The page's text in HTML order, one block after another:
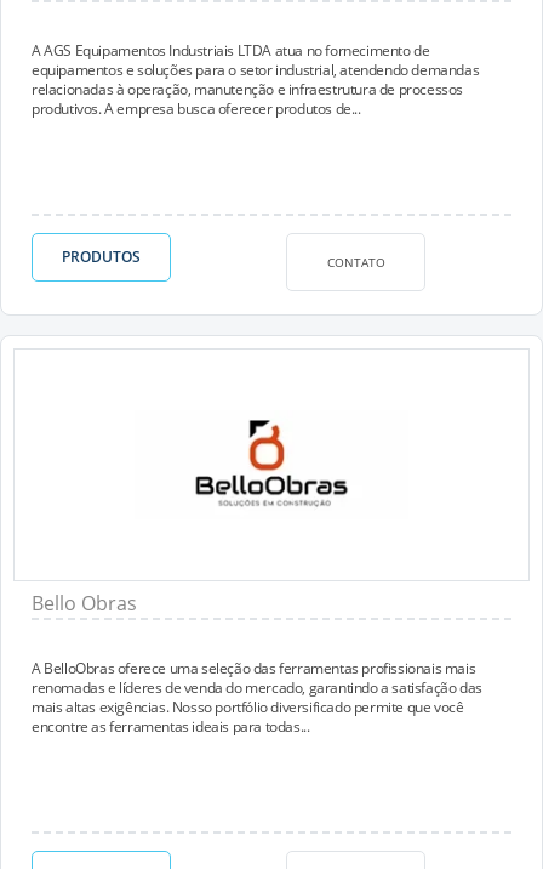
A AGS Equipamentos Industriais LTDA atua no fornecimento de
equipamentos e soluções para o setor industrial, atendendo demandas
relacionadas à operação, manutenção e infraestrutura de processos
produtivos. A empresa busca oferecer produtos de...
PRODUTOS CONTATO
Bello Obras
A BelloObras oferece uma seleção das ferramentas profissionais mais
renomadas e líderes de venda do mercado, garantindo a satisfação das
mais altas exigências. Nosso portfólio diversificado permite que você
encontre as ferramentas ideais para todas...